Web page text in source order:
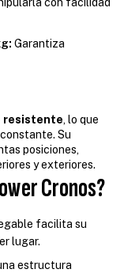
Garantiza
resistente, lo que
Su
posiciones,
y exteriores.
Cronos?
facilita su
lugar.
estructura